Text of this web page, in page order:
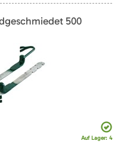
500
Auf Lager: 4